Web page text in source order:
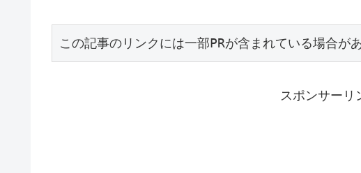
この記事のリンクには一部PRが含まれている場合があ
スポンサーリ